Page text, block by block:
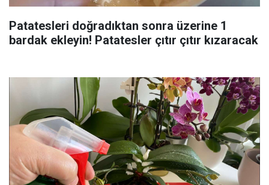
Patatesleri doğradıktan sonra üzerine 1
bardak ekleyin! Patatesler çıtır çıtır kızaracak